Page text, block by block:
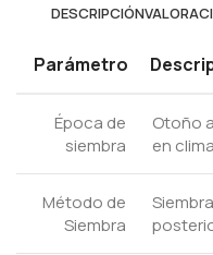
DESCRIPCIÓN
Parámetro
Época de
siembra
Otoño
en
Método de
Siembra